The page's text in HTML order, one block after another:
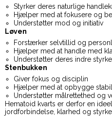
Styrker deres naturlige
Hjælper med at fokusere og
Understøtter mod og initiativ
Løven
Forstærker selvtillid og
Hjælper med at handle med
Understøtter deres indre styrke
Stenbukken
Giver fokus og disciplin
Hjælper med at opbygge
Understøtter målrettethed og
Hematoid kvarts er derfor en
jordforbindelse, klarhed og